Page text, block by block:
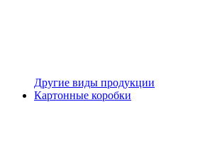
Другие виды продукции
Картонные коробки